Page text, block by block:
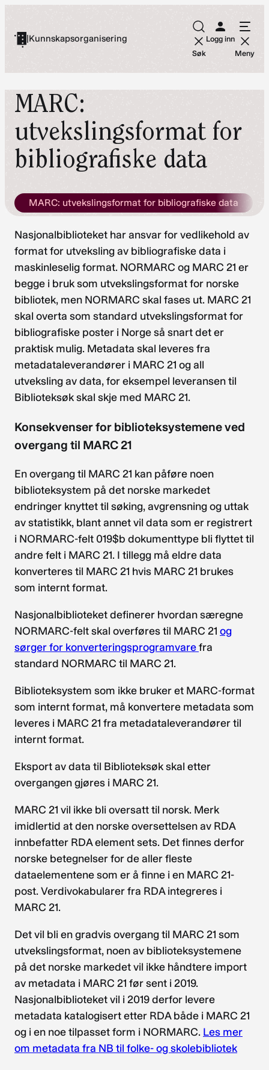
innhold
|Kunnskapsorganisering
Søk
Logg inn
Meny
MARC:
utvekslingsformat for
bibliografiske data
MARC: utvekslingsformat for bibliografiske data
Nasjonalbiblioteket har ansvar for vedlikehold av
format for utveksling av bibliografiske data i
maskinleselig format. NORMARC og MARC 21 er
begge i bruk som utvekslingsformat for norske
bibliotek, men NORMARC skal fases ut. MARC 21
skal overta som standard utvekslingsformat for
bibliografiske poster i Norge så snart det er
praktisk mulig. Metadata skal leveres fra
metadataleverandører i MARC 21 og all
utveksling av data, for eksempel leveransen til
Biblioteksøk skal skje med MARC 21.
Konsekvenser for biblioteksystemene ved
overgang til MARC 21
En overgang til MARC 21 kan påføre noen
biblioteksystem på det norske markedet
endringer knyttet til søking, avgrensning og uttak
av statistikk, blant annet vil data som er registrert
i NORMARC-felt 019$b dokumenttype bli flyttet til
andre felt i MARC 21. I tillegg må eldre data
konverteres til MARC 21 hvis MARC 21 brukes
som internt format.
Nasjonalbiblioteket definerer hvordan særegne
NORMARC-felt skal overføres til MARC 21 og
sørger for konverteringsprogramvarefra
standard NORMARC til MARC 21.
Biblioteksystem som ikke bruker et MARC-format
som internt format, må konvertere metadata som
leveres i MARC 21 fra metadataleverandører til
internt format.
Eksport av data til Biblioteksøk skal etter
overgangen gjøres i MARC 21.
MARC 21 vil ikke bli oversatt til norsk. Merk
imidlertid at den norske oversettelsen av RDA
innbefatter RDA element sets. Det finnes derfor
norske betegnelser for de aller fleste
dataelementene som er å finne i en MARC 21-
post. Verdivokabularer fra RDA integreres i
MARC 21.
Det vil bli en gradvis overgang til MARC 21 som
utvekslingsformat, noen av biblioteksystemene
på det norske markedet vil ikke håndtere import
av metadata i MARC 21 før sent i 2019.
Nasjonalbiblioteket vil i 2019 derfor levere
metadata katalogisert etter RDA både i MARC 21
og i en noe tilpasset form i NORMARC. Les mer
om metadata fra NB til folke- og skolebibliotek